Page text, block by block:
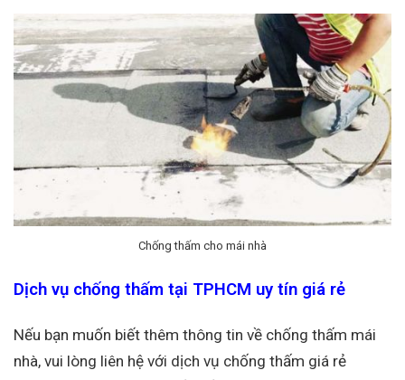
Chống thấm cho mái nhà
Dịch vụ chống thấm tại TPHCM uy tín giá rẻ
Nếu bạn muốn biết thêm thông tin về chống thấm mái
nhà, vui lòng liên hệ với dịch vụ chống thấm giá rẻ